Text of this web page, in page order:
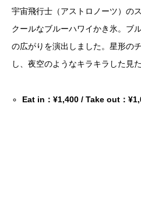
宇宙飛行士（アストロノーツ）の
クールなブルーハワイかき氷。ブ
の広がりを演出しました。星形の
し、夜空のようなキラキラした見
Eat in：¥1,400 / Take out：